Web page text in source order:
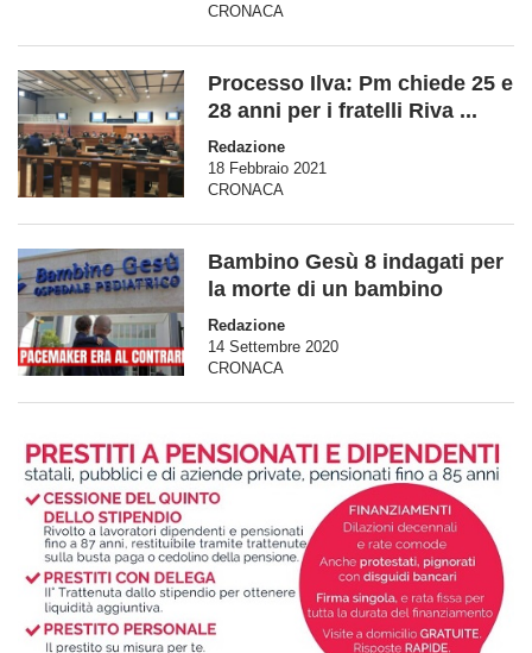
CRONACA
Processo Ilva: Pm chiede 25 e
28 anni per i fratelli Riva ...
Redazione
18 Febbraio 2021
CRONACA
Bambino Gesù 8 indagati per
la morte di un bambino
Redazione
14 Settembre 2020
CRONACA